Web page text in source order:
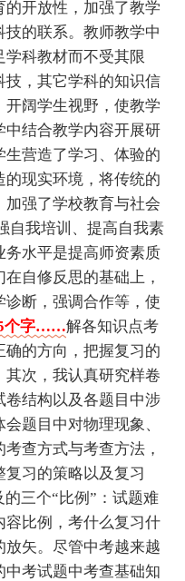
开放性，加强了教学
的联系。教师教学中
科教材而不受其限
技，其它学科的知识信
阔学生视野，使教学
中结合教学内容开展研
营造了学习、体验的
现实环境，将传统的
强了学校教育与社会
自我培训、提高自我素
务水平是提高师资素质
自修反思的基础上，
断，强调合作等，使
个字……解各知识点考
的方向，把握复习的
次，我认真研究样卷
卷结构以及各题目中涉
题目中对物理现象、
查方式与考查方法，
习的策略以及复习
三个“比例”：试题难
容比例，考什么复习什
矢。尽管中考越来越
考试题中考查基础知